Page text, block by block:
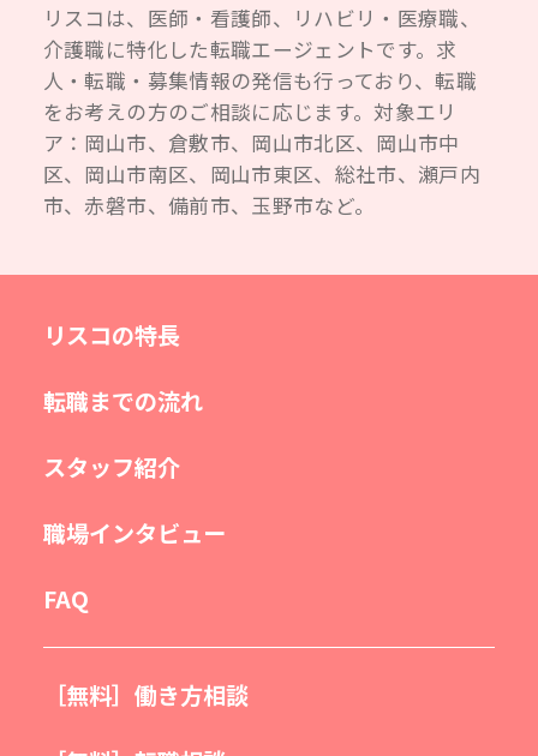
リスコは、医師・看護師、リハビリ・医療職、
介護職に特化した転職エージェントです。求
人・転職・募集情報の発信も行っており、転職
をお考えの方のご相談に応じます。対象エリ
ア：岡山市、倉敷市、岡山市北区、岡山市中
区、岡山市南区、岡山市東区、総社市、瀬戸内
市、赤磐市、備前市、玉野市など。
リスコの特長
転職までの流れ
スタッフ紹介
職場インタビュー
FAQ
［無料］働き方相談